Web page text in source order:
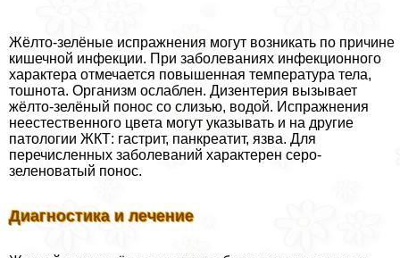
Жёлто-зелёные испpaжнeния могут возникать по причине
кишечной инфекции. При заболеваниях инфекционного
хаpaктера отмечается повышенная температура тела,
тошнота. Организм ослаблен. Дизентерия вызывает
жёлто-зелёный понос со слизью, водой. Испражнения
неестественного цвета могут указывать и на другие
патологии ЖКТ: гастрит, панкреатит, язва. Для
перечисленных заболеваний хаpaктерен серо-
зеленоватый понос.
Диагностика и лечение